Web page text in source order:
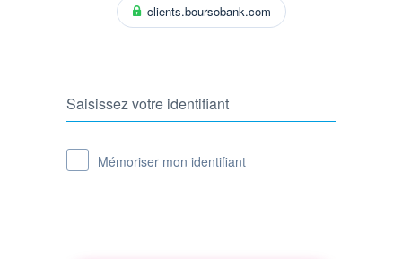
clients.boursobank.com
Mémoriser mon identifiant